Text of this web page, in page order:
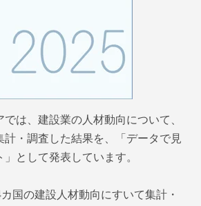
は、建設業の人材動向について、
計・調査した結果を、「データで見
として発表しています。
国の建設人材動向にすいて集計・